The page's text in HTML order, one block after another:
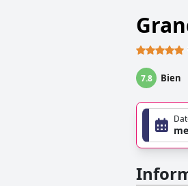
7.8 Bien